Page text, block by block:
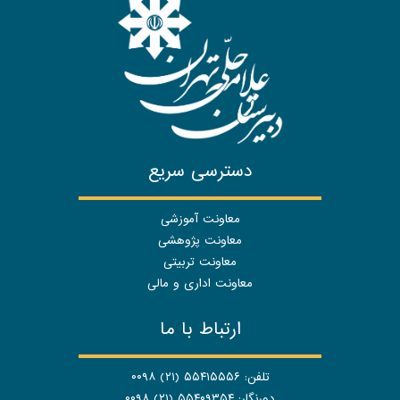
دسترسی سریع
معاونت آموزشی
معاونت پژوهشی
معاونت تربیتی
معاونت اداری و مالی
ارتباط با ما
تلفن: ۵۵۴۱۵۵۵۶ (۲۱) ۰۰۹۸